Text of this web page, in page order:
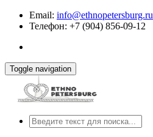
Email: info@ethnopetersburg.ru
Телефон: +7 (904) 856-09-12
Toggle navigation